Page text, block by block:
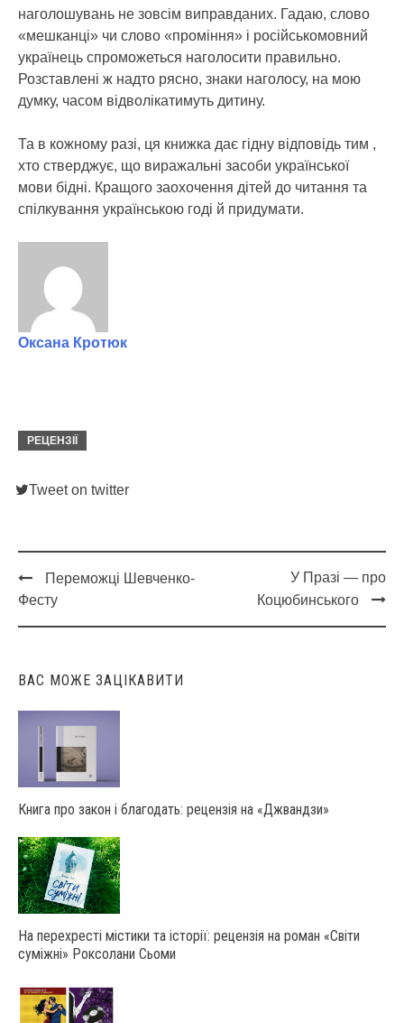
наголошувань не зовсім виправданих. Гадаю, слово
«мешканці» чи слово «проміння» і російськомовний
українець спроможеться наголосити правильно.
Розставлені ж надто рясно, знаки наголосу, на мою
думку, часом відволікатимуть дитину.
Та в кожному разі, ця книжка дає гідну відповідь тим ,
хто стверджує, що виражальні засоби української
мови бідні. Кращого заохочення дітей до читання та
спілкування українською годі й придумати.
Оксана Кротюк
РЕЦЕНЗІЇ
Tweet on twitter
Post
navigation
Переможці Шевченко-
Фесту
У Празі — про
Коцюбинського
ВАС МОЖЕ ЗАЦІКАВИТИ
Книга про закон і благодать: рецензія на «Джвандзи»
На перехресті містики та історії: рецензія на роман «Світи
суміжні» Роксолани Сьоми